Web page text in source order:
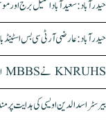
حیدرآباد: سعیدآباد اسٹیل برج اور
حیدرآباد: عارضی آر ٹی سی بس اسٹینڈ
KNRUHS نے MBBS اور BDS داخلوں کا نوٹیفکیشن جاری کر دیا
بیرسٹر اسدالدین اویسی کی ہدایت پر